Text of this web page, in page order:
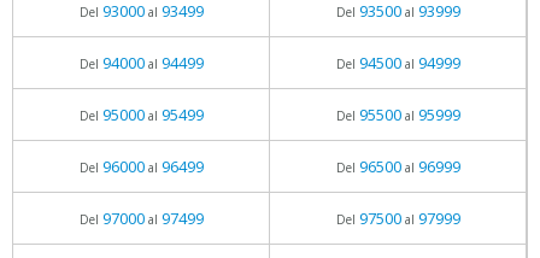
Del 93000al 93499 Del 93500al 93999
Del 94000al 94499 Del 94500al 94999
Del 95000al 95499 Del 95500al 95999
Del 96000al 96499 Del 96500al 96999
Del 97000al 97499 Del 97500al 97999